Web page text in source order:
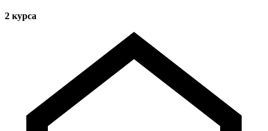
2 курса